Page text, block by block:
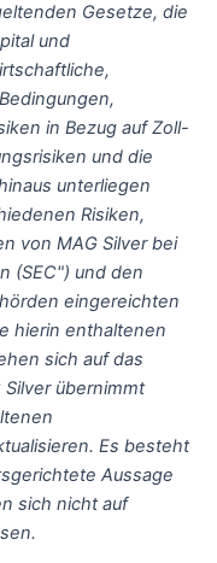
Gesetze, die
und
in Bezug auf Zoll-
und die
unterliegen
Risiken,
von MAG Silver bei
(SEC") und den
eingereichten
hierin enthaltenen
sich auf das
übernimmt
Es besteht
Aussage
sich nicht auf